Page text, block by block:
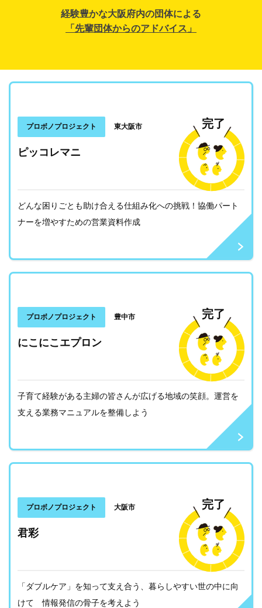
経験豊かな大阪府内の団体による
「先輩団体からのアドバイス」
プロボノプロジェクト 東大阪市
ピッコレマニ
どんな困りごとも助け合える仕組み化への挑戦！協働パート
ナーを増やすための営業資料作成
完了
プロボノプロジェクト 豊中市
にこにこエプロン
子育て経験がある主婦の皆さんが広げる地域の笑顔。運営を
支える業務マニュアルを整備しよう
完了
プロボノプロジェクト 大阪市
君彩
「ダブルケア」を知って支え合う、暮らしやすい世の中に向
けて 情報発信の骨子を考えよう
完了